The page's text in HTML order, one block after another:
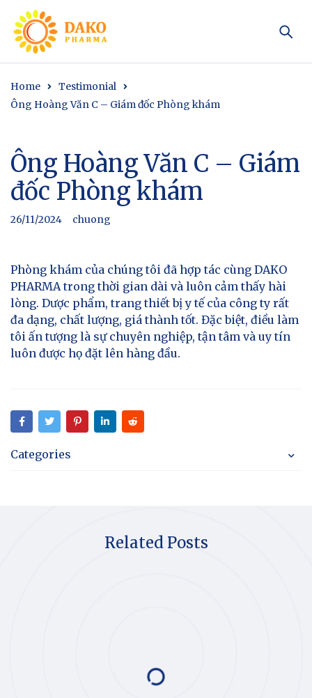
Home
Testimonial
Ông Hoàng Văn C – Giám đốc Phòng khám
Ông Hoàng Văn C – Giám
đốc Phòng khám
26/11/2024 chuong
Phòng khám của chúng tôi đã hợp tác cùng DAKO
PHARMA trong thời gian dài và luôn cảm thấy hài
lòng. Dược phẩm, trang thiết bị y tế của công ty rất
đa dạng, chất lượng, giá thành tốt. Đặc biệt, điều làm
tôi ấn tượng là sự chuyên nghiệp, tận tâm và uy tín
luôn được họ đặt lên hàng đầu.
Categories
Related Posts